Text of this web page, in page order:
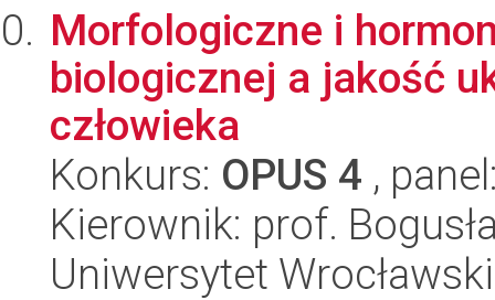
Morfologiczne i
biologicznej a jakość
człowieka
Konkurs: OPUS 4 ,
Kierownik: prof.
Uniwersytet